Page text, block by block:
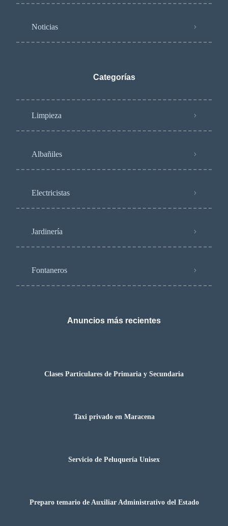
Noticias
Categorías
Limpieza
Albañiles
Electricistas
Jardinería
Fontaneros
Anuncios más recientes
Clases Particulares de Primaria y Secundaria
Taxi privado en Maracena
Servicio de Peluquería Unisex
Preparo temario de Auxiliar Administrativo del Estado